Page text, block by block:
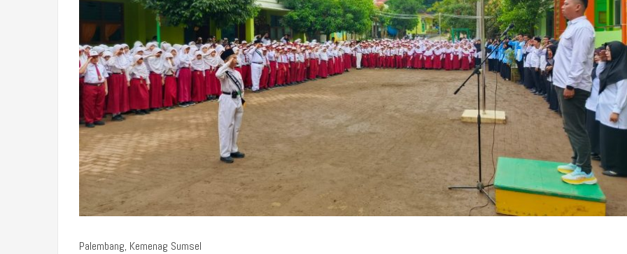
Palembang, Kemenag Sumsel